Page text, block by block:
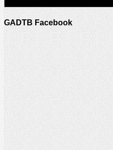
GADTB Facebook